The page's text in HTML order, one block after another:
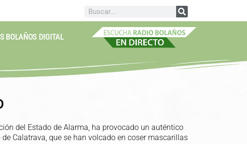
BOLAÑOS DIGITAL
del Estado de Alarma, ha provocado un auténtico
Calatrava, que se han volcado en coser mascarillas